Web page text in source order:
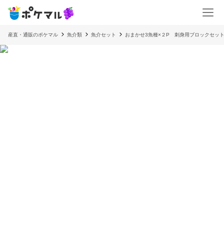
産直・通販のポケマル 魚介類 魚介セット おまかせ3魚種×２P 刺身用ブロックセッ